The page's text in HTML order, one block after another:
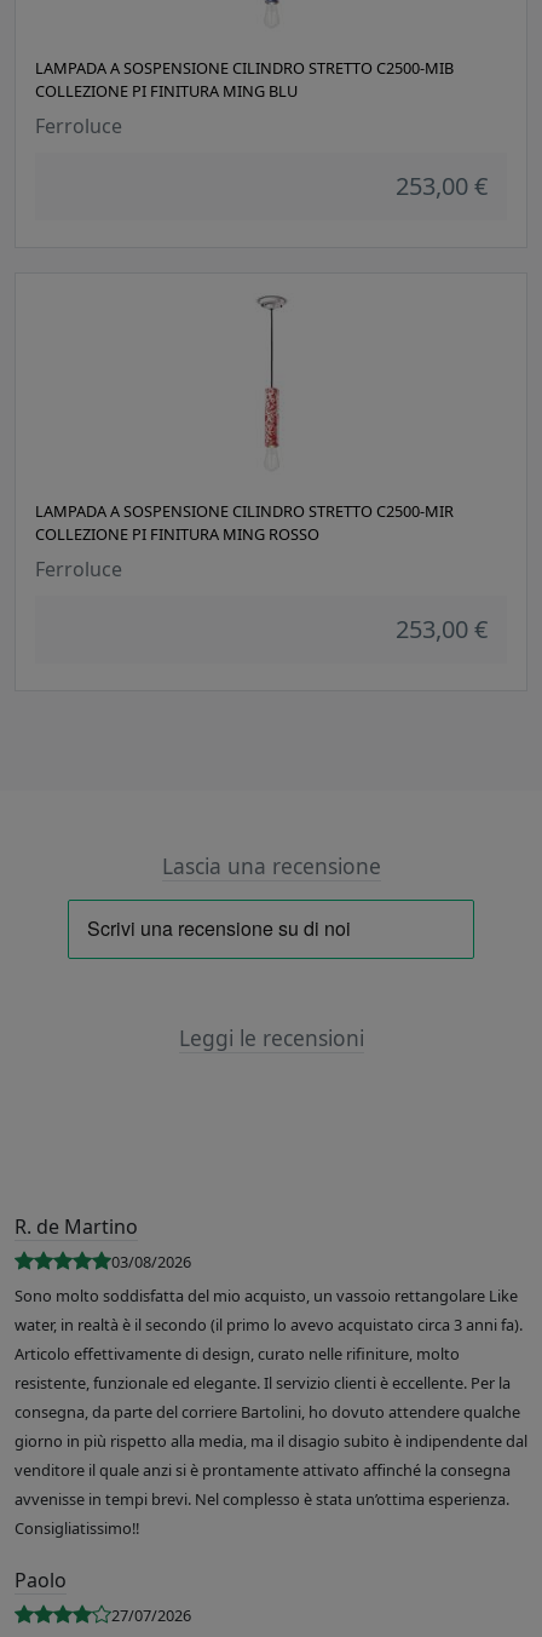
LAMPADA A SOSPENSIONE CILINDRO STRETTO C2500-MIB
COLLEZIONE PI FINITURA MING BLU
Ferroluce
253,00 €
LAMPADA A SOSPENSIONE CILINDRO STRETTO C2500-MIR
COLLEZIONE PI FINITURA MING ROSSO
Ferroluce
253,00 €
Lascia una recensione
Leggi le recensioni
R. de Martino
03/08/2026
Sono molto soddisfatta del mio acquisto, un vassoio rettangolare Like
water, in realtà è il secondo (il primo lo avevo acquistato circa 3 anni fa).
Articolo effettivamente di design, curato nelle rifiniture, molto
resistente, funzionale ed elegante. Il servizio clienti è eccellente. Per la
consegna, da parte del corriere Bartolini, ho dovuto attendere qualche
giorno in più rispetto alla media, ma il disagio subito è indipendente dal
venditore il quale anzi si è prontamente attivato affinché la consegna
avvenisse in tempi brevi. Nel complesso è stata un’ottima esperienza.
Consigliatissimo!!
Paolo
27/07/2026